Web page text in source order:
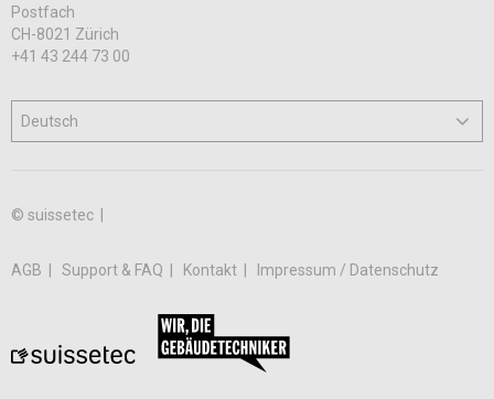
Postfach
CH-8021 Zürich
+41 43 244 73 00
© suissetec |
AGB Support & FAQ Kontakt Impressum / Datenschutz